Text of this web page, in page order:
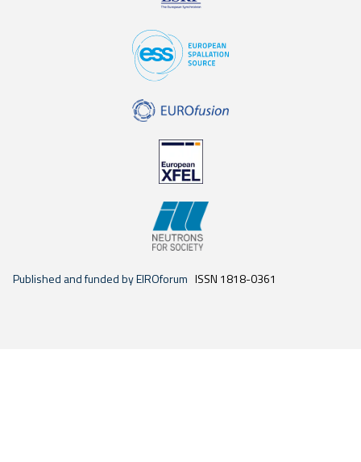
Published and funded by EIROforum ISSN 1818-0361